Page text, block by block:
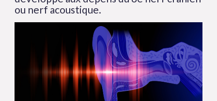
ou nerf acoustique.